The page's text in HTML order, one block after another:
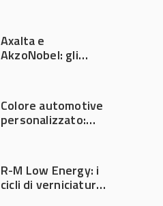
Automechanika
Frankfurt 2026
Axalta e
AkzoNobel: gli
Colore automotive
personalizzato:
diventa ingegneria
di precisione
R-M Low Energy: i
cicli di verniciatura